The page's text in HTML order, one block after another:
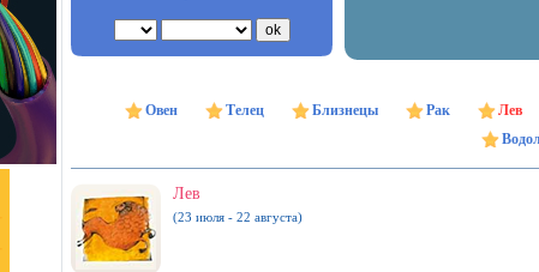
Овен Телец Близнецы Рак Лев
Лев
(23 июля - 22 августа)